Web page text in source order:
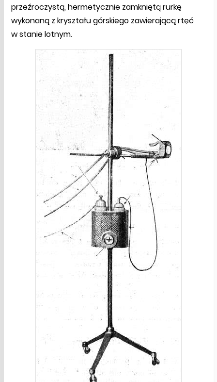
przeźroczystą, hermetycznie zamkniętą rurkę
wykonaną z kryształu górskiego zawierającą rtęć
w stanie lotnym.